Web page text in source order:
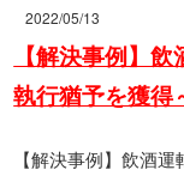
2022/05/13
【解決事例】
執行猶予を獲得
【解決事例】飲酒